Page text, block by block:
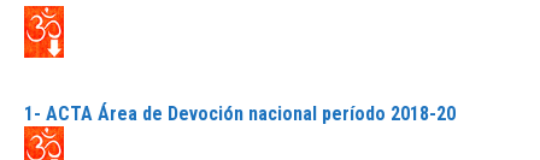
1- ACTA Área de Devoción nacional período 2018-20